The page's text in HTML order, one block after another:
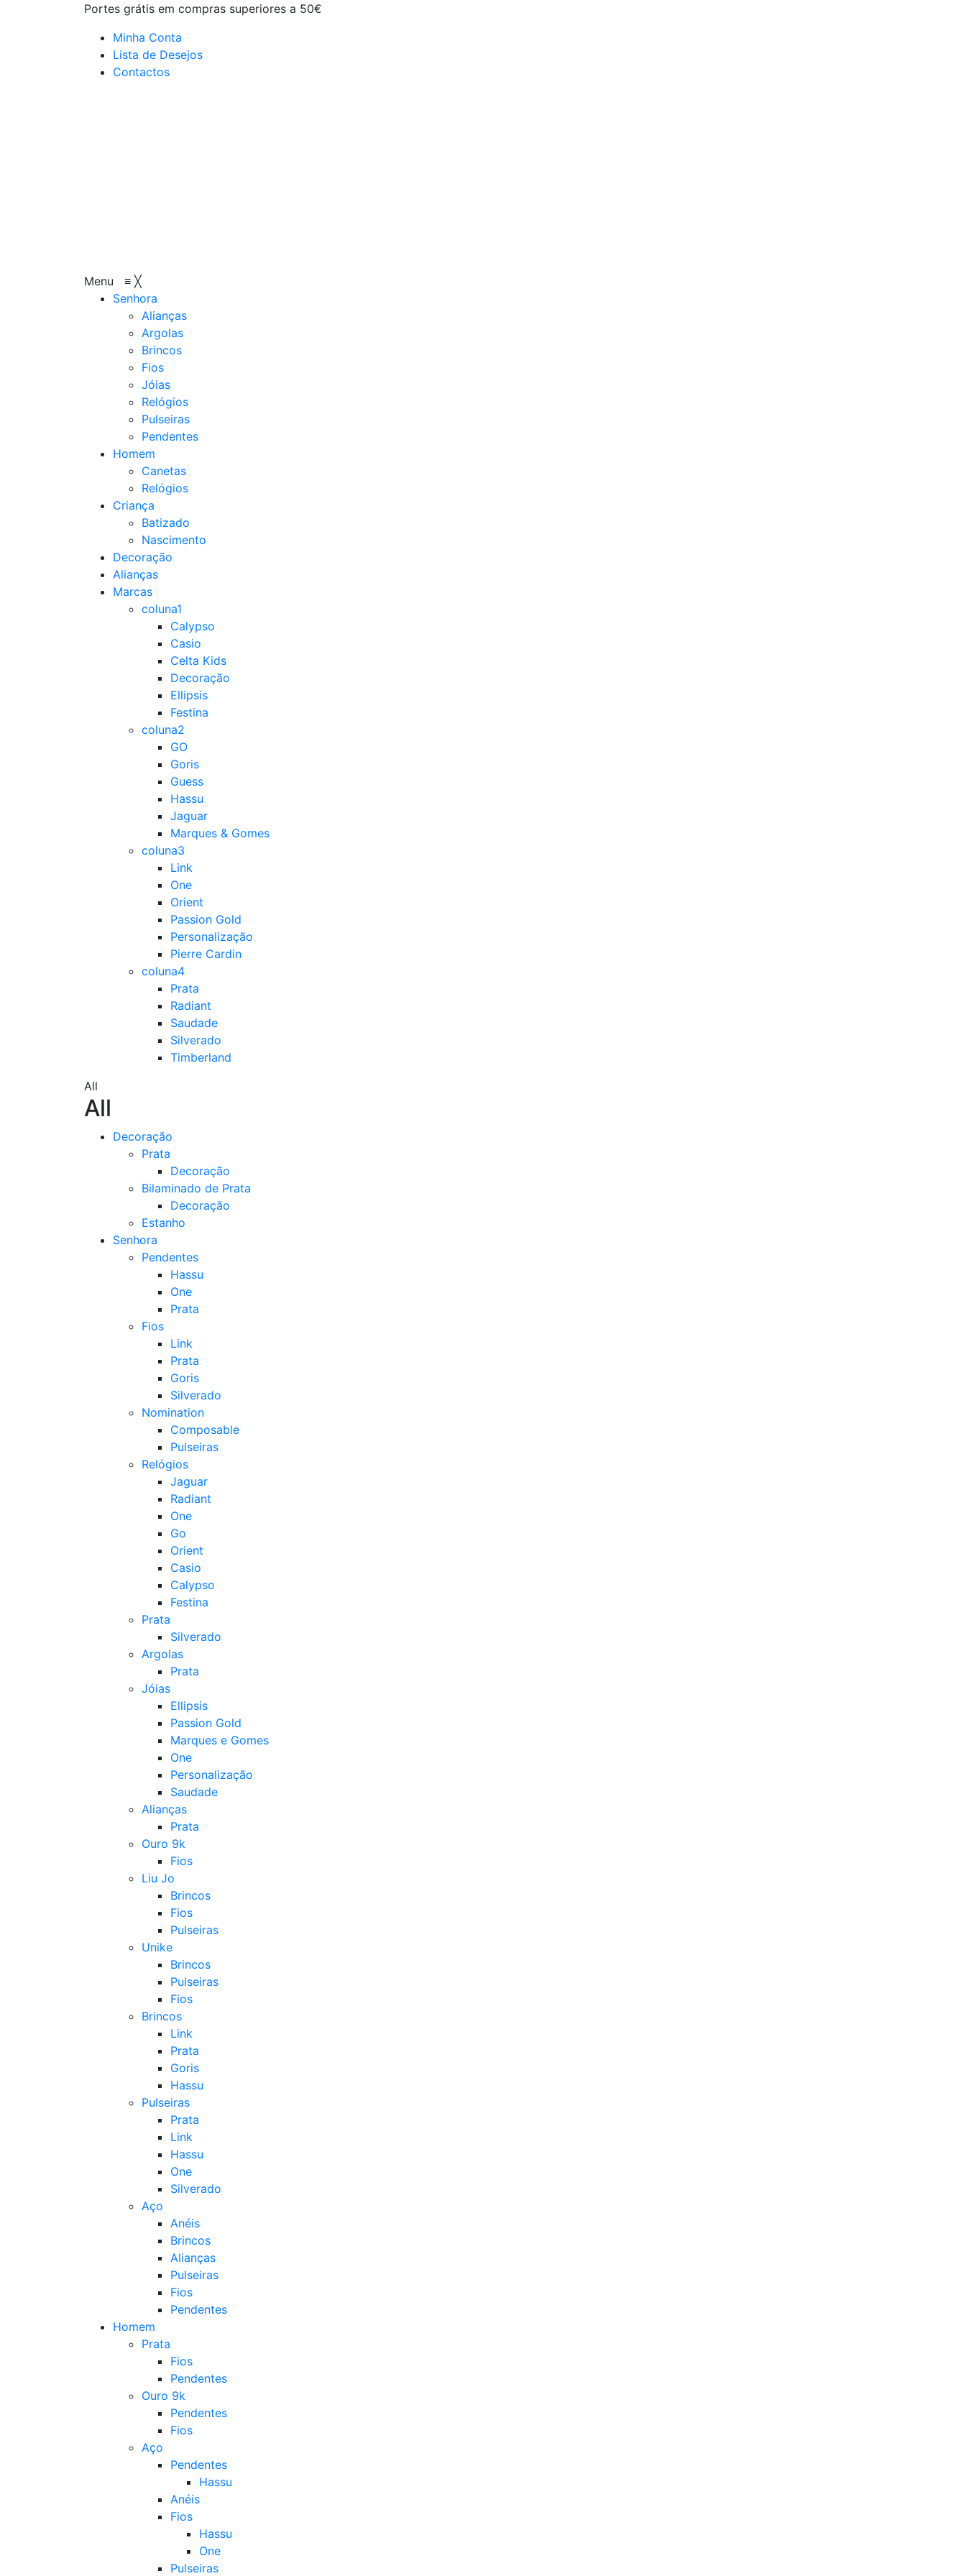
Portes grátis em compras superiores a 50€
Minha Conta
Lista de Desejos
Contactos
Menu ≡ ╳
Senhora
Alianças
Argolas
Brincos
Fios
Jóias
Relógios
Pulseiras
Pendentes
Homem
Canetas
Relógios
Criança
Batizado
Nascimento
Decoração
Alianças
Marcas
coluna1
Calypso
Casio
Celta Kids
Decoração
Ellipsis
Festina
coluna2
GO
Goris
Guess
Hassu
Jaguar
Marques & Gomes
coluna3
Link
One
Orient
Passion Gold
Personalização
Pierre Cardin
coluna4
Prata
Radiant
Saudade
Silverado
Timberland
All
All
Decoração
Prata
Decoração
Bilaminado de Prata
Decoração
Estanho
Senhora
Pendentes
Hassu
One
Prata
Fios
Link
Prata
Goris
Silverado
Nomination
Composable
Pulseiras
Relógios
Jaguar
Radiant
One
Go
Orient
Casio
Calypso
Festina
Prata
Silverado
Argolas
Prata
Jóias
Ellipsis
Passion Gold
Marques e Gomes
One
Personalização
Saudade
Alianças
Prata
Ouro 9k
Fios
Liu Jo
Brincos
Fios
Pulseiras
Unike
Brincos
Pulseiras
Fios
Brincos
Link
Prata
Goris
Hassu
Pulseiras
Prata
Link
Hassu
One
Silverado
Aço
Anéis
Brincos
Alianças
Pulseiras
Fios
Pendentes
Homem
Prata
Fios
Pendentes
Ouro 9k
Pendentes
Fios
Aço
Pendentes
Hassu
Anéis
Fios
Hassu
One
Pulseiras